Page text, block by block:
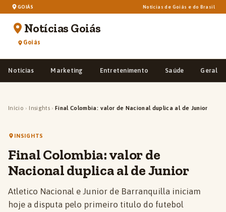
GOIÁS Notícias de Goiás e do Brasil
Notícias Goiás
Goiás
Notícias Marketing Entretenimento Saúde Geral
Início › Insights › Final Colombia: valor de Nacional duplica al de Junior
INSIGHTS
Final Colombia: valor de
Nacional duplica al de Junior
Atletico Nacional e Junior de Barranquilla iniciam
hoje a disputa pelo primeiro titulo do futebol